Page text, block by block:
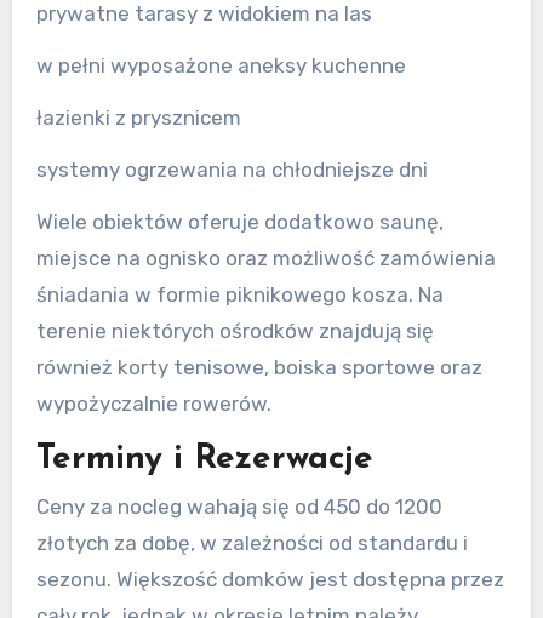
prywatne tarasy z widokiem na las
w pełni wyposażone aneksy kuchenne
łazienki z prysznicem
systemy ogrzewania na chłodniejsze dni
Wiele obiektów oferuje dodatkowo saunę,
miejsce na ognisko oraz możliwość zamówienia
śniadania w formie piknikowego kosza. Na
terenie niektórych ośrodków znajdują się
również korty tenisowe, boiska sportowe oraz
wypożyczalnie rowerów.
Terminy i Rezerwacje
Ceny za nocleg wahają się od 450 do 1200
złotych za dobę, w zależności od standardu i
sezonu. Większość domków jest dostępna przez